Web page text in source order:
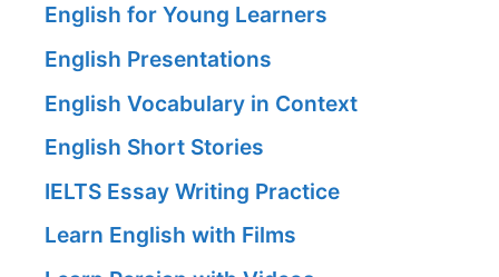
English for Young Learners
English Presentations
English Vocabulary in Context
English Short Stories
IELTS Essay Writing Practice
Learn English with Films